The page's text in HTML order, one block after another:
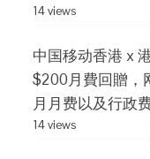
14 views
中国移动香港 x
$200月費回贈，
月月费以及行政
14 views